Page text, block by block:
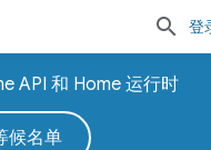
登
API 和 Home 运行时
候名单